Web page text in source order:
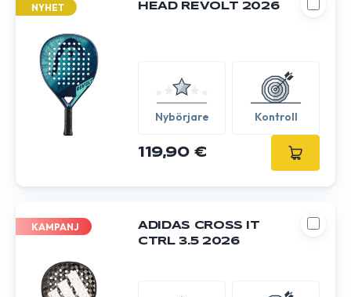
NYHET HEAD REVOLT 2026
Nybörjare Kontroll
119,90 €
KAMPANJ
ADIDAS CROSS IT
CTRL 3.5 2026